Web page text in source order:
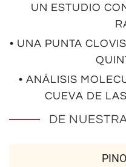
UN ESTUDIO
• UNA PUNTA
• ANÁLISIS
CUEVA DE
DE